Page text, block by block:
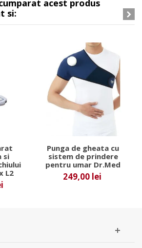
acest produs
si:
si
L2
Punga de gheata cu
sistem de prindere
pentru umar Dr.Med
249,00 lei